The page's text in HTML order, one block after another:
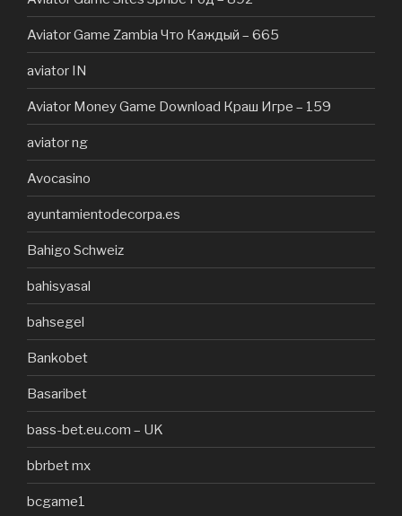
Aviator Game Zambia Что Каждый – 665
aviator IN
Aviator Money Game Download Краш Игре – 159
aviator ng
Avocasino
ayuntamientodecorpa.es
Bahigo Schweiz
bahisyasal
bahsegel
Bankobet
Basaribet
bass-bet.eu.com – UK
bbrbet mx
bcgame1